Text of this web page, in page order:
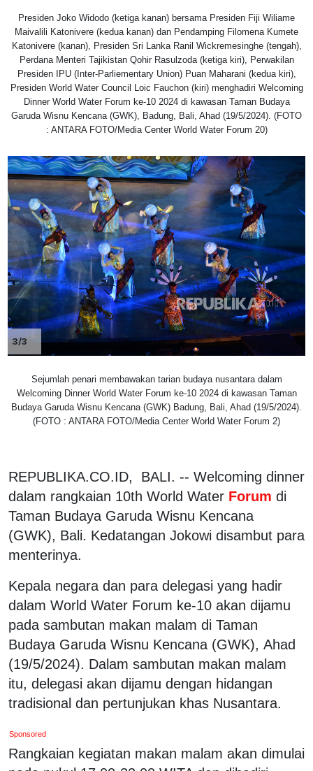
Presiden Joko Widodo (ketiga kanan) bersama Presiden Fiji Wiliame
Maivalili Katonivere (kedua kanan) dan Pendamping Filomena Kumete
Katonivere (kanan), Presiden Sri Lanka Ranil Wickremesinghe (tengah),
Perdana Menteri Tajikistan Qohir Rasulzoda (ketiga kiri), Perwakilan
Presiden IPU (Inter-Parliementary Union) Puan Maharani (kedua kiri),
Presiden World Water Council Loic Fauchon (kiri) menghadiri Welcoming
Dinner World Water Forum ke-10 2024 di kawasan Taman Budaya
Garuda Wisnu Kencana (GWK), Badung, Bali, Ahad (19/5/2024). (FOTO
: ANTARA FOTO/Media Center World Water Forum 20)
3/3
Sejumlah penari membawakan tarian budaya nusantara dalam
Welcoming Dinner World Water Forum ke-10 2024 di kawasan Taman
Budaya Garuda Wisnu Kencana (GWK) Badung, Bali, Ahad (19/5/2024).
(FOTO : ANTARA FOTO/Media Center World Water Forum 2)
REPUBLIKA.CO.ID, BALI. -- Welcoming dinner
dalam rangkaian 10th World Water Forum di
Taman Budaya Garuda Wisnu Kencana
(GWK), Bali. Kedatangan Jokowi disambut para
menterinya.
Kepala negara dan para delegasi yang hadir
dalam World Water Forum ke-10 akan dijamu
pada sambutan makan malam di Taman
Budaya Garuda Wisnu Kencana (GWK), Ahad
(19/5/2024). Dalam sambutan makan malam
itu, delegasi akan dijamu dengan hidangan
tradisional dan pertunjukan khas Nusantara.
Sponsored
Rangkaian kegiatan makan malam akan dimulai